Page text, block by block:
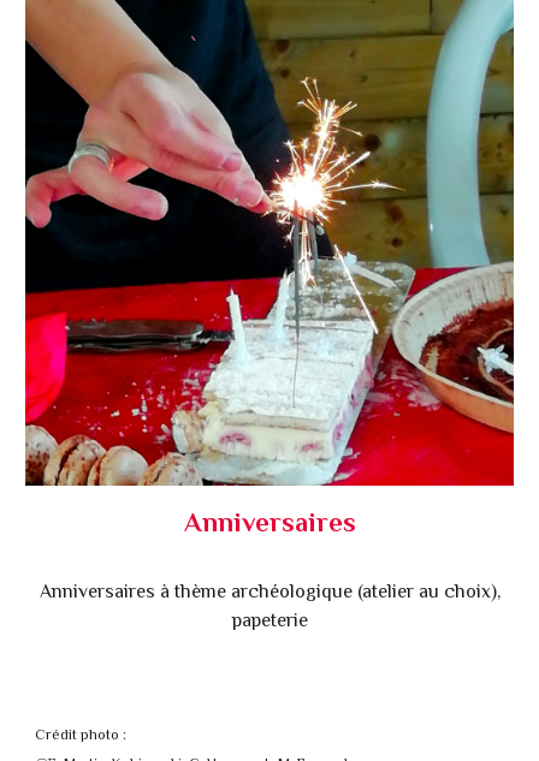
Anniversaires
Anniversaires à thème archéologique (atelier au choix),
papeterie
Crédit photo :